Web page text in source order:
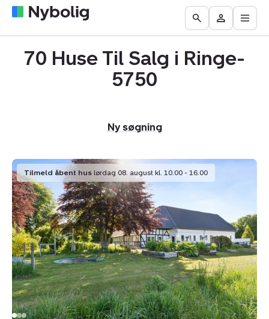
Boliger
til
Find
mægler
Få
vurderet
bolig
Go
to
the
Search
Besøg
Mit
Nybolig
Åbn
70 Huse Til Salg i Ringe-
5750
Ny søgning
Villa:
Lindehusvej
7,
Sallinge,
5750
Ringe
Tilmeld åbent hus lørdag 08. august kl. 10.00 - 16.00